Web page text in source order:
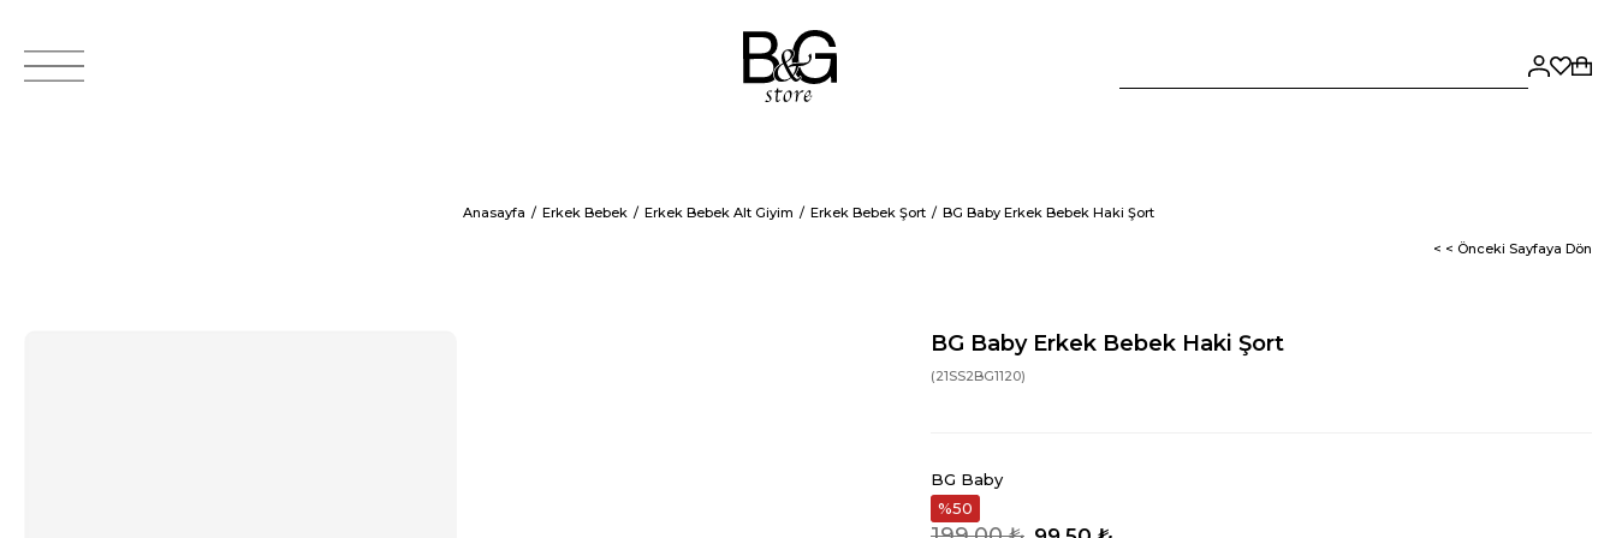
Anasayfa Erkek Bebek Erkek Bebek Alt Giyim Erkek Bebek Şort BG Baby Erkek Bebek Haki Şort
< < Önceki Sayfaya Dön
BG Baby Erkek Bebek Haki Şort
(21SS2BG1120)
BG Baby
50